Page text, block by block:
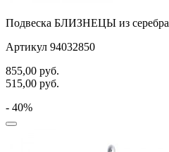
Подвеска БЛИЗНЕЦЫ из серебра
Артикул 94032850
855,00 руб.
515,00 руб.
- 40%